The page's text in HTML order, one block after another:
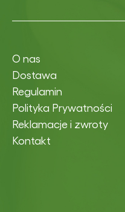
O nas
Dostawa
Regulamin
Polityka Prywatności
Reklamacje i zwroty
Kontakt